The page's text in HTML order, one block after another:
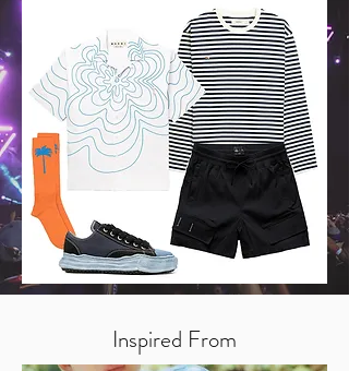
Inspired From